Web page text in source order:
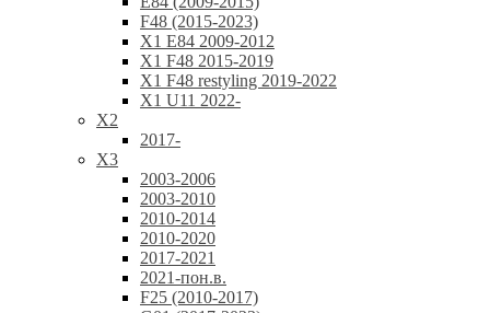
F48 (2015-2023)
X1 E84 2009-2012
X1 F48 2015-2019
X1 F48 restyling 2019-2022
X1 U11 2022-
X2
2017-
X3
2003-2006
2003-2010
2010-2014
2010-2020
2017-2021
2021-пон.в.
F25 (2010-2017)